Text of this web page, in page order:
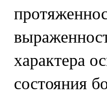
характера
состояния